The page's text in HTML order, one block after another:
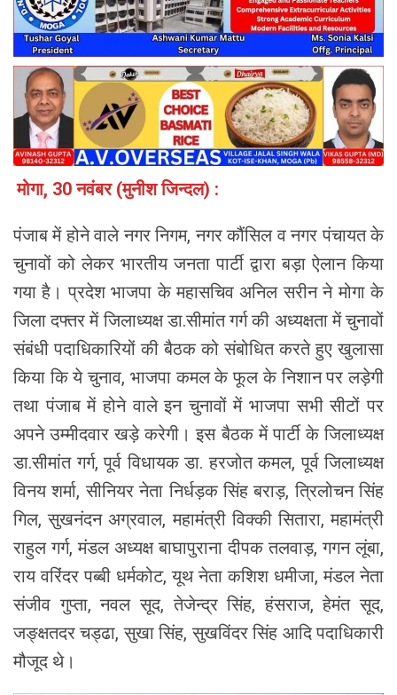
मोगा, 30 नवंबर (मुनीश जिन्दल) :
पंजाब में होने वाले नगर निगम, नगर कौंसिल व नगर पंचायत के
चुनावों को लेकर भारतीय जनता पार्टी द्वारा बड़ा ऐलान किया
गया है। प्रदेश भाजपा के महासचिव अनिल सरीन ने मोगा के
जिला दफ्तर में जिलाध्यक्ष डा.सीमांत गर्ग की अध्यक्षता में चुनावों
संबंधी पदाधिकारियों की बैठक को संबोधित करते हुए खुलासा
किया कि ये चुनाव, भाजपा कमल के फूल के निशान पर लड़ेगी
तथा पंजाब में होने वाले इन चुनावों में भाजपा सभी सीटों पर
अपने उम्मीदवार खड़े करेगी। इस बैठक में पार्टी के जिलाध्यक्ष
डा.सीमांत गर्ग, पूर्व विधायक डा. हरजोत कमल, पूर्व जिलाध्यक्ष
विनय शर्मा, सीनियर नेता निर्धड़क सिंह बराड़, त्रिलोचन सिंह
गिल, सुखनंदन अग्रवाल, महामंत्री विक्की सितारा, महामंत्री
राहुल गर्ग, मंडल अध्यक्ष बाघापुराना दीपक तलवाड़, गगन लूंबा,
राय वरिंदर पब्बी धर्मकोट, यूथ नेता कशिश धमीजा, मंडल नेता
संजीव गुप्ता, नवल सूद, तेजेन्द्र सिंह, हंसराज, हेमंत सूद,
जङ्क्षतदर चड्ढा, सुखा सिंह, सुखविंदर सिंह आदि पदाधिकारी
मौजूद थे।